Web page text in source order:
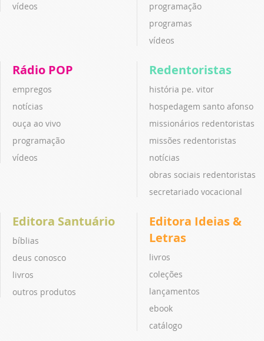
vídeos
programação
programas
vídeos
Rádio POP
empregos
notícias
ouça ao vivo
programação
vídeos
Redentoristas
história pe. vitor
hospedagem santo afonso
missionários redentoristas
missões redentoristas
notícias
obras sociais redentoristas
secretariado vocacional
Editora Santuário
bíblias
deus conosco
livros
outros produtos
Editora Ideias &
Letras
livros
coleções
lançamentos
ebook
catálogo